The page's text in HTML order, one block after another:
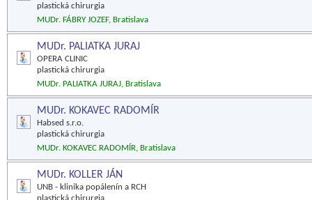
plastická chirurgia
MUDr. FÁBRY JOZEF, Bratislava
MUDr. PALIATKA JURAJ
OPERA CLINIC
plastická chirurgia
MUDr. PALIATKA JURAJ, Bratislava
MUDr. KOKAVEC RADOMÍR
Habsed s.r.o.
plastická chirurgia
MUDr. KOKAVEC RADOMÍR, Bratislava
MUDr. KOLLER JÁN
UNB - klinika popálenín a RCH